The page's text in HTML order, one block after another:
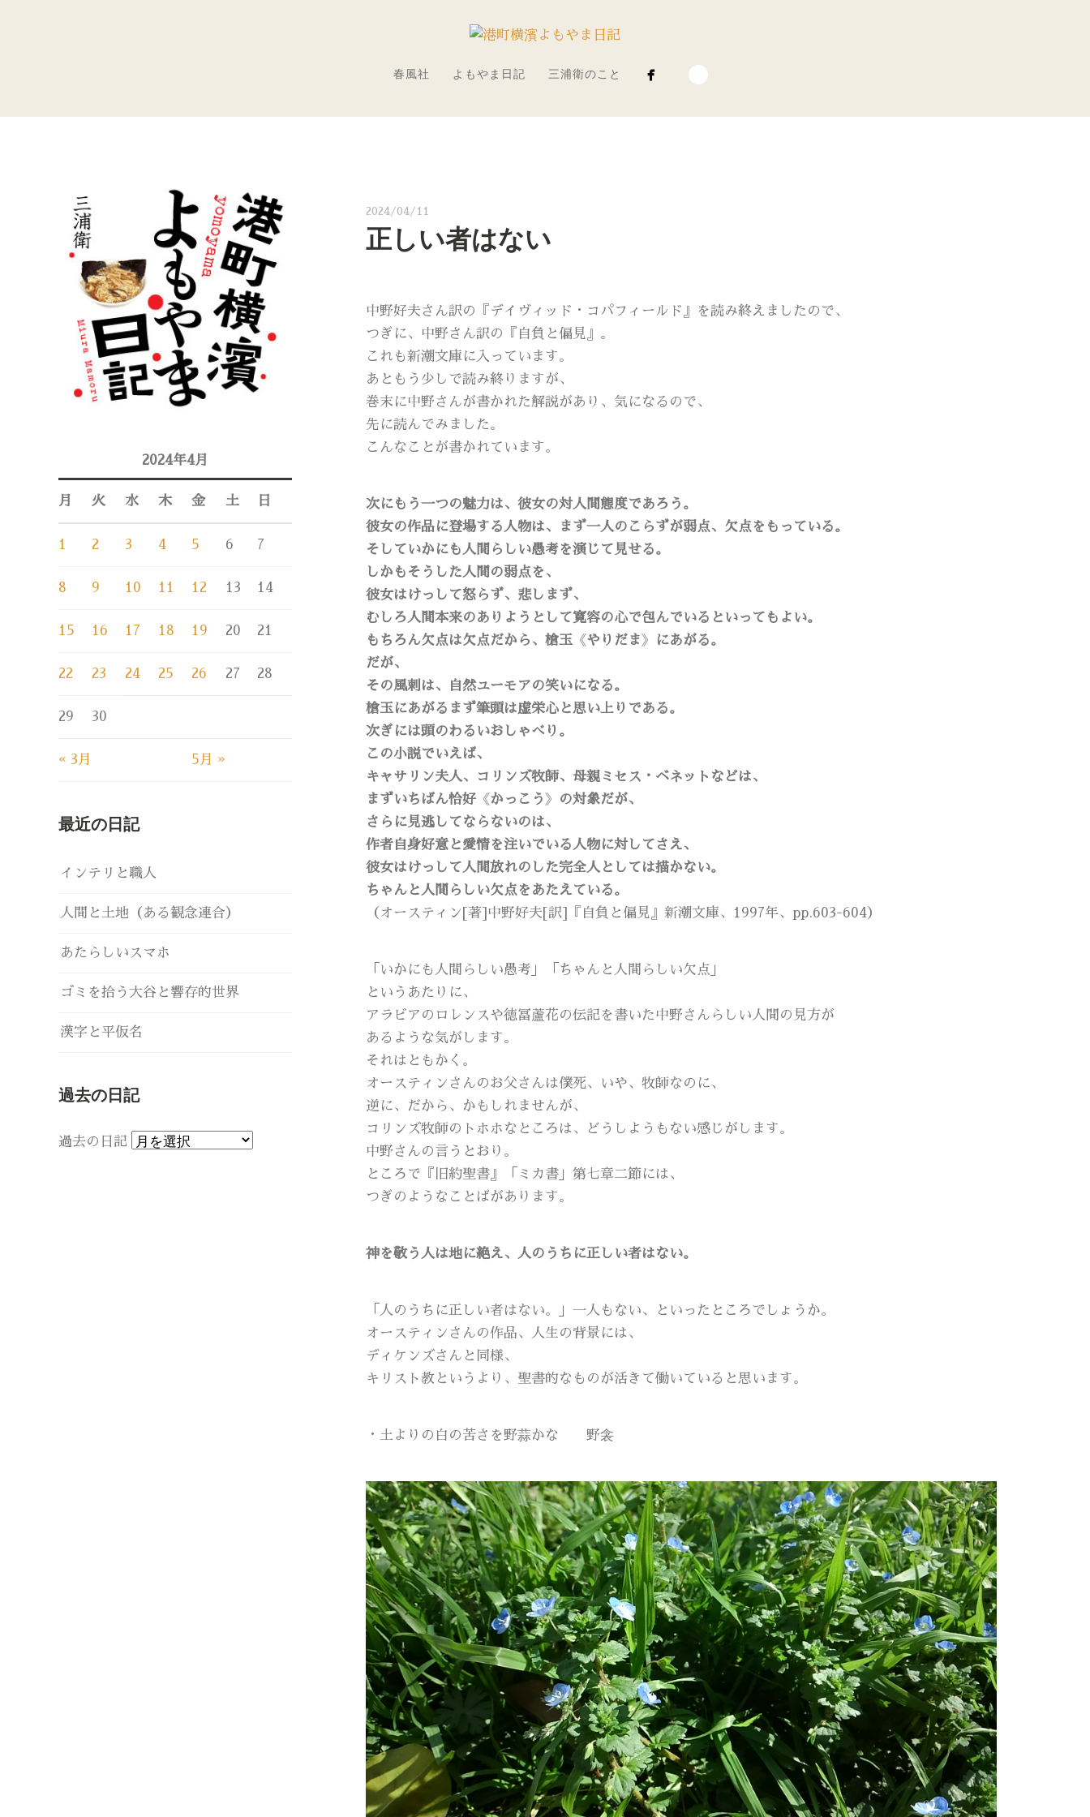
春風社 よもやま日記 三浦衛のこと
2024/04/11
正しい者はない
中野好夫さん訳の『デイヴィッド・コパフィールド』を読み終えましたので、
つぎに、中野さん訳の『自負と偏見』。
これも新潮文庫に入っています。
あともう少しで読み終りますが、
巻末に中野さんが書かれた解説があり、気になるので、
先に読んでみました。
こんなことが書かれています。
次にもう一つの魅力は、彼女の対人間態度であろう。
彼女の作品に登場する人物は、まず一人のこらずが弱点、欠点をもっている。
そしていかにも人間らしい愚考を演じて見せる。
しかもそうした人間の弱点を、
彼女はけっして怒らず、悲しまず、
むしろ人間本来のありようとして寛容の心で包んでいるといってもよい。
もちろん欠点は欠点だから、槍玉 《やりだま》
にあがる。
だが、
その風刺は、自然ユーモアの笑いになる。
槍玉にあがるまず筆頭は虚栄心と思い上りである。
次ぎには頭のわるいおしゃべり。
この小説でいえば、
キャサリン夫人、コリンズ牧師、母親ミセス・ベネットなどは、
まずいちばん恰好 《かっこう 》
の対象だが、
さらに見逃してならないのは、
作者自身好意と愛情を注いでいる人物に対してさえ、
彼女はけっして人間放れのした完全人としては描かない。
ちゃんと人間らしい欠点をあたえている。
（オースティン[著]中野好夫[訳]『自負と偏見』新潮文庫、1997年、pp.603-604）
「いかにも人間らしい愚考」「ちゃんと人間らしい欠点」
というあたりに、
アラビアのロレンスや徳冨蘆花の伝記を書いた中野さんらしい人間の見方が
あるような気がします。
それはともかく。
オースティンさんのお父さんは僕死、いや、牧師なのに、
逆に、だから、かもしれませんが、
コリンズ牧師のトホホなところは、どうしようもない感じがします。
中野さんの言うとおり。
ところで『旧約聖書』「ミカ書」第七章二節には、
つぎのようなことばがあります。
神を敬う人は地に絶え、人のうちに正しい者はない。
「人のうちに正しい者はない。」一人もない、といったところでしょうか。
オースティンさんの作品、人生の背景には、
ディケンズさんと同様、
キリスト教というより、聖書的なものが活きて働いていると思います。
・土よりの白の苦さを野蒜かな 野衾
2024年4月
月 火 水 木 金 土 日
« 3月 5月 »
1 2 3 4 5 6 7
8 9 10 11 12 13 14
15 16 17 18 19 20 21
22 23 24 25 26 27 28
29 30
最近の日記
インテリと職人
人間と土地（ある観念連合）
あたらしいスマホ
ゴミを拾う大谷と響存的世界
漢字と平仮名
過去の日記
過去の日記